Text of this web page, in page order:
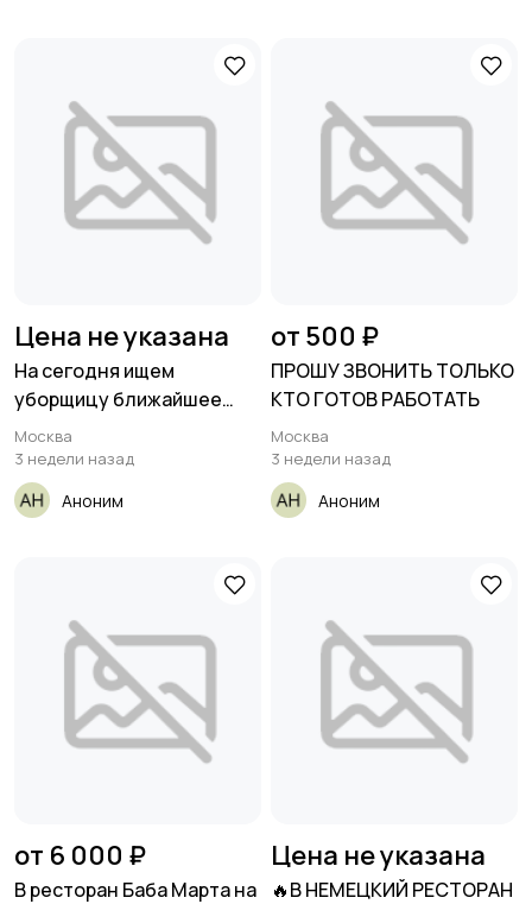
Цена не указана
На сегодня ищем
уборщицу ближайшее
время
Москва
3 недели назад
Аноним
от 500 ₽
ПРОШУ ЗВОНИТЬ ТОЛЬКО
КТО ГОТОВ РАБОТАТЬ
Москва
3 недели назад
Аноним
от 6 000 ₽
В ресторан Баба Марта на
Цена не указана
🔥В НЕМЕЦКИЙ РЕСТОРАН